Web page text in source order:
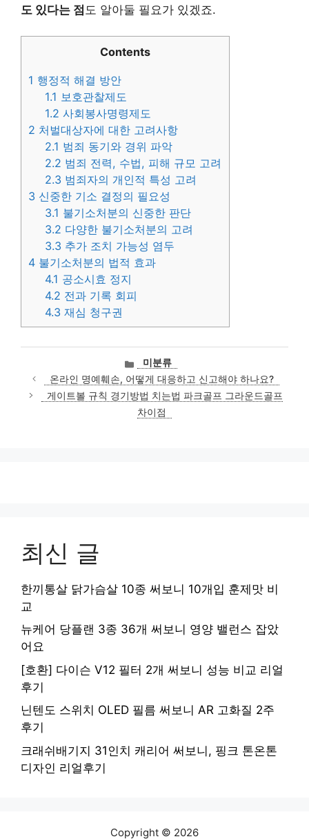
도 있다는 점 도 알아둘 필요가 있겠죠.
Contents
1 행정적 해결 방안
1.1 보호관찰제도
1.2 사회봉사명령제도
2 처벌대상자에 대한 고려사항
2.1 범죄 동기와 경위 파악
2.2 범죄 전력, 수법, 피해 규모 고려
2.3 범죄자의 개인적 특성 고려
3 신중한 기소 결정의 필요성
3.1 불기소처분의 신중한 판단
3.2 다양한 불기소처분의 고려
3.3 추가 조치 가능성 염두
4 불기소처분의 법적 효과
4.1 공소시효 정지
4.2 전과 기록 회피
4.3 재심 청구권
카
테
고
리
미분류
온라인 명예훼손, 어떻게 대응하고 신고해야 하나요?
게이트볼 규칙 경기방법 치는법 파크골프 그라운드골프
차이점
최신 글
한끼통살 닭가슴살 10종 써보니 10개입 훈제맛 비
교
뉴케어 당플랜 3종 36개 써보니 영양 밸런스 잡았
어요
[호환] 다이슨 V12 필터 2개 써보니 성능 비교 리얼
후기
닌텐도 스위치 OLED 필름 써보니 AR 고화질 2주
후기
크래쉬배기지 31인치 캐리어 써보니, 핑크 톤온톤
디자인 리얼후기
Copyright © 2026